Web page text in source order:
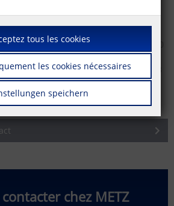
|
0 | Fax
METZ CONNECT France SAS
28, Rue Schweighaeuser | 67000
Strasbourg | France
Tél. +33 3 88617073 | Fax +33 3
88619473
info(at)metz-connect.com
chez METZ
tous les cookies
les cookies nécessaires
speichern